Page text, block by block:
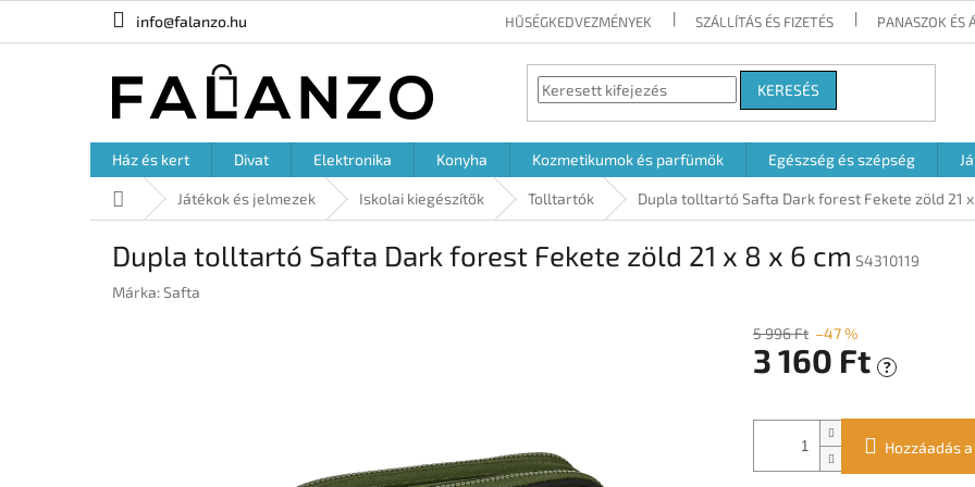
info@falanzo.hu HŰSÉGKEDVEZMÉNYEK SZÁLLÍTÁS ÉS FIZETÉS PANASZOK ÉS
KERESÉS
Ház és kert Divat Elektronika Konyha Kozmetikumok és parfümök Egészség és szépség
KezdőlapJátékok és jelmezek Iskolai kiegészítők Tolltartók Dupla tolltartó Safta Dark forest Fekete zöld 21
Dupla tolltartó Safta Dark forest Fekete zöld 21 x 8 x 6 cm S4310119
Márka:Safta
5 996 Ft –47 %
3 160 Ft ?
Hozzáadás